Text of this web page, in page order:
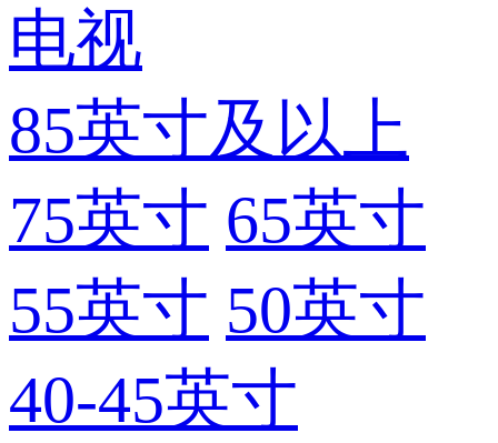
电视
85英寸及以上
75英寸 65英寸
55英寸 50英寸
40-45英寸